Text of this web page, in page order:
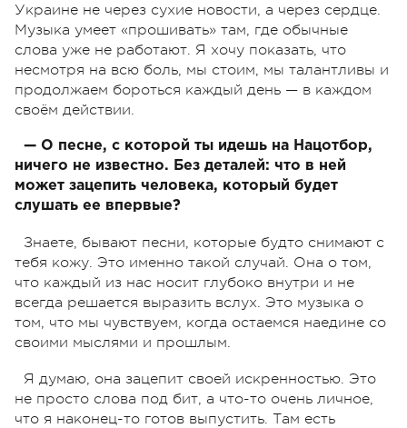
Украине не через сухие новости, а через сердце.
Музыка умеет «прошивать» там, где обычные
слова уже не работают. Я хочу показать, что
несмотря на всю боль, мы стоим, мы талантливы и
продолжаем бороться каждый день — в каждом
своём действии.
— О песне, с которой ты идешь на Нацотбор,
ничего не известно. Без деталей: что в ней
может зацепить человека, который будет
слушать ее впервые?
Знаете, бывают песни, которые будто снимают с
тебя кожу. Это именно такой случай. Она о том,
что каждый из нас носит глубоко внутри и не
всегда решается выразить вслух. Это музыка о
том, что мы чувствуем, когда остаемся наедине со
своими мыслями и прошлым.
Я думаю, она зацепит своей искренностью. Это
не просто слова под бит, а что-то очень личное,
что я наконец-то готов выпустить. Там есть